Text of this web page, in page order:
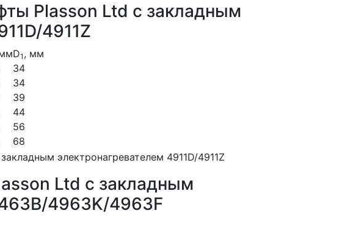
Plasson Ltd с закладным
4911Z
D1 , мм
34
34
39
44
56
68
Ltd с закладным
4963K/4963F